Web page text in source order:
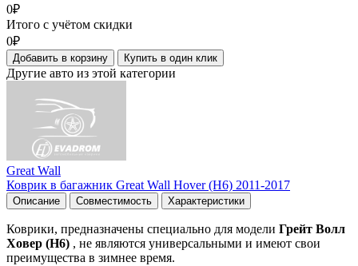
0₽
Итого с учётом скидки
0₽
Добавить в корзину Купить в один клик
Другие авто из этой категории
Great Wall
Коврик в багажник Great Wall Hover (H6) 2011-2017
Описание Совместимость Характеристики
Коврики, предназначены специально для модели Грейт Волл
Ховер (H6) , не являются универсальными и имеют свои
преимущества в зимнее время.